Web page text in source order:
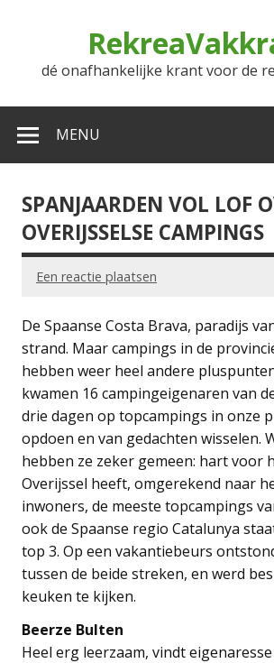
dé onafhankelijke krant voor de
MENU
SPANJAARDEN VOL LOF
OVERIJSSELSE CAMPINGS
Een reactie plaatsen
De Spaanse Costa Brava, paradijs
strand. Maar campings in de
hebben weer heel andere
kwamen 16 campingeigenaren van
drie dagen op topcampings in onze
opdoen en van gedachten wisselen.
hebben ze zeker gemeen: hart voor
Overijssel heeft, omgerekend naar
inwoners, de meeste topcampings
ook de Spaanse regio Catalunya
top 3. Op een vakantiebeurs
tussen de beide streken, en werd
keuken te kijken.
Beerze Bulten
Heel erg leerzaam, vindt